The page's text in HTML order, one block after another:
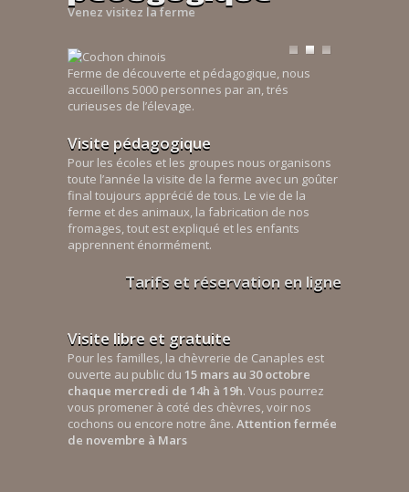
Venez visitez la ferme
Ferme de découverte et pédagogique, nous
accueillons 5000 personnes par an, trés
curieuses de l’élevage.
Visite pédagogique
Pour les écoles et les groupes nous organisons
toute l’année la visite de la ferme avec un goûter
final toujours apprécié de tous. Le vie de la
ferme et des animaux, la fabrication de nos
fromages, tout est expliqué et les enfants
apprennent énormément.
Tarifs et réservation en ligne
Visite libre et gratuite
Pour les familles, la chèvrerie de Canaples est
ouverte au public du 15 mars au 30 octobre
chaque mercredi de 14h à 19h. Vous pourrez
vous promener à coté des chèvres, voir nos
cochons ou encore notre âne. Attention fermée
de novembre à Mars